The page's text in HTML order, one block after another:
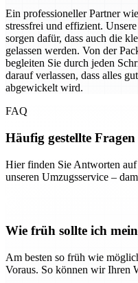
Ein professioneller Partner
stressfrei und effizient.
sorgen dafür, dass auch die
gelassen werden. Von der
begleiten Sie durch jeden
darauf verlassen, dass alles
abgewickelt wird.
FAQ
Häufig gestellte Fragen
Hier finden Sie Antworten
unseren Umzugsservice –
Wie früh sollte ich
Am besten so früh wie
Voraus. So können wir Ihren